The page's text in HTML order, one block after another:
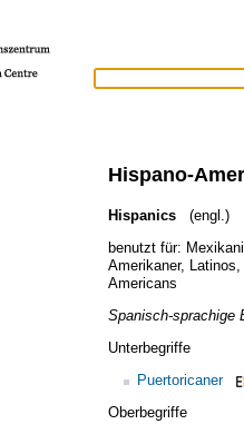
Hispano-
Hispanics
(engl.)
benutzt für:
Amerikaner, Latinos
Americans
Spanisch-sprachige
Unterbegriffe
Puertoricaner
Oberbegriffe